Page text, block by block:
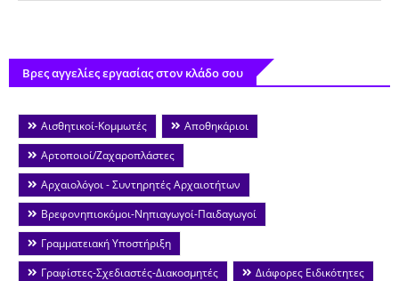
Βρες αγγελίες εργασίας στον κλάδο σου
Αισθητικοί-Κομμωτές
Αποθηκάριοι
Αρτοποιοί/Ζαχαροπλάστες
Αρχαιολόγοι - Συντηρητές Αρχαιοτήτων
Βρεφονηπιοκόμοι-Νηπιαγωγοί-Παιδαγωγοί
Γραμματειακή Υποστήριξη
Γραφίστες-Σχεδιαστές-Διακοσμητές
Διάφορες Ειδικότητες